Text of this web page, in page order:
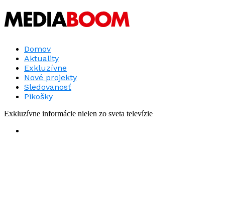
Domov
Aktuality
Exkluzívne
Nové projekty
Sledovanosť
Pikošky
Exkluzívne informácie nielen zo sveta televízie